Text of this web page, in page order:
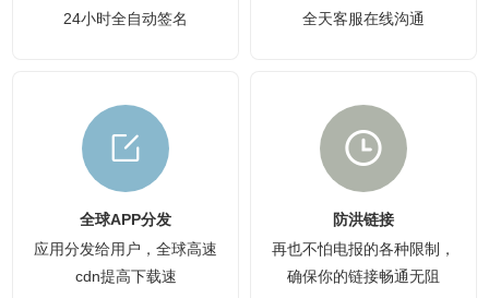
24小时全自动签名
全天客服在线沟通
全球APP分发
应用分发给用户，全球高速
cdn提高下载速
防洪链接
再也不怕电报的各种限制，
确保你的链接畅通无阻